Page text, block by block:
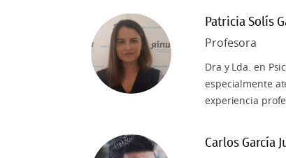
Bachillerato
Máster Universitario en
Máster Universitario en
Máster Universitario en
Patricia Solís
Profesora
Dra y Lda. en
especialmente
experiencia
Carlos García